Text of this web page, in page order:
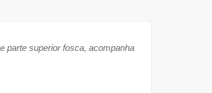
parte superior fosca, acompanha